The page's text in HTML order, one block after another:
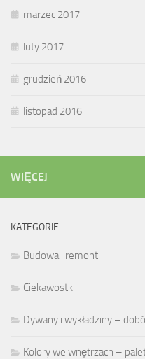
marzec 2017
luty 2017
grudzień 2016
listopad 2016
WIĘCEJ
KATEGORIE
Budowa i remont
Ciekawostki
Dywany i wykładziny –
Kolory we wnętrzach –